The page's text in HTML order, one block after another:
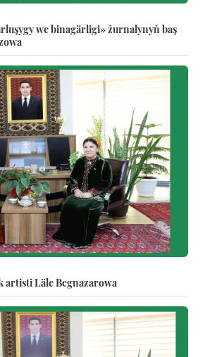
we binagärligi» žurnalynyň baş
Läle Begnazarowa